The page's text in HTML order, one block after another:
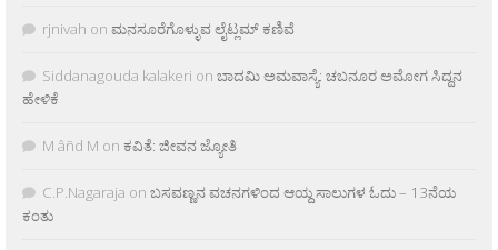
rjnivah on ಮನಸೂರೆಗೊಳ್ಳುವ ಲೈಟ್ಲಮ್ ಕಣಿವೆ
Siddanagouda kalakeri on ಬಾದಮಿ ಅಮವಾಸ್ಯೆ: ಚಬನೂರ ಅಮೋಗ ಸಿದ್ದನ
ಹೇಳಿಕೆ
M âñd M on ಕವಿತೆ: ಜೀವನ ಜ್ಯೋತಿ
C.P.Nagaraja on ಬಸವಣ್ಣನ ವಚನಗಳಿಂದ ಆಯ್ದ ಸಾಲುಗಳ ಓದು – 13ನೆಯ
ಕಂತು